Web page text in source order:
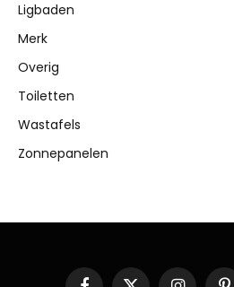
Ligbaden
Merk
Overig
Toiletten
Wastafels
Zonnepanelen